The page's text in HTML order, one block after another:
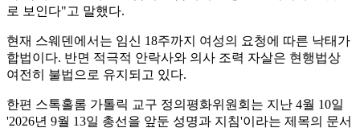
로 보인다"고 말했다.
현재 스웨덴에서는 임신 18주까지 여성의 요청에 따른 낙태가
합법이다. 반면 적극적 안락사와 의사 조력 자살은 현행법상
여전히 불법으로 유지되고 있다.
한편 스톡홀롬 가톨릭 교구 정의평화위원회는 지난 4월 10일
'2026년 9월 13일 총선을 앞둔 성명과 지침'이라는 제목의 문서